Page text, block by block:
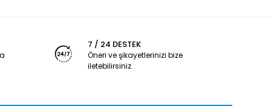
7 / 24 DESTEK
Öneri ve şikayetlerinizi bize
iletebilirsiniz.